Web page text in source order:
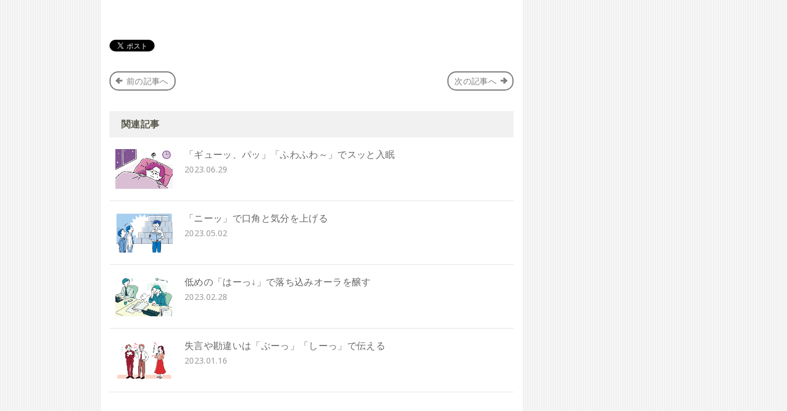
前の記事へ 次の記事へ
関連記事
「ギューッ、パッ」「ふわふわ～」でスッと入眠
2023.06.29
「ニーッ」で口角と気分を上げる
2023.05.02
低めの「はーっ↓」で落ち込みオーラを醸す
2023.02.28
失言や勘違いは「ぶーっ」「しーっ」で伝える
2023.01.16